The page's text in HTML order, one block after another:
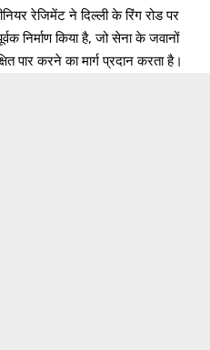
रेजिमेंट ने दिल्ली के रिंग रोड पर
निर्माण किया है, जो सेना के जवानों
पार करने का मार्ग प्रदान करता है।